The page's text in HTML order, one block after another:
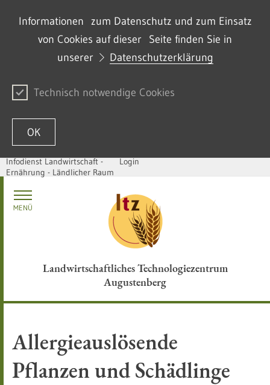
Informationen zum Datenschutz und zum Einsatz
von Cookies auf dieser Seite finden Sie in
unserer
Datenschutzerklärung
Technisch notwendige Cookies
OK
Zum Inhalt springen
Infodienst Landwirtschaft -
Ernährung - Ländlicher Raum
Login
Landwirtschaftliches Technologiezentrum
Augustenberg
MENÜ
Allergieauslösende
Pflanzen und Schädlinge